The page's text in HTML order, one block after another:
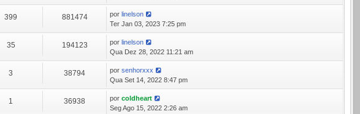
399 881474 porlinelson
Ter Jan 03, 2023 7:25 pm
35 194123 porlinelson
Qua Dez 28, 2022 11:21 am
3 38794 porsenhorxxx
Qua Set 14, 2022 8:47 pm
1 36938 porcoldheart
Seg Ago 15, 2022 2:26 am